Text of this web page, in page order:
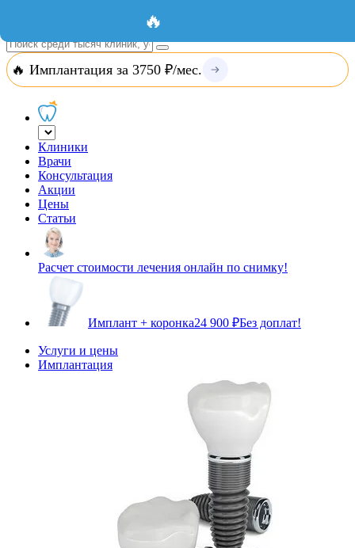
Вход
🔥 Имплантация за 3750 ₽/мес.
Клиники
Врачи
Консультация
Акции
Цены
Статьи
Расчет стоимости лечения онлайн по снимку!
Имплант + коронка24 900 ₽Без доплат!
Услуги и цены
Имплантация
🔥